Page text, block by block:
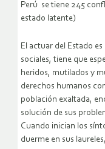
Perú se tiene 245
estado latente)
El actuar del Estado
sociales, tiene que
heridos, mutilados y
derechos humanos
población exaltada,
solución de sus
Cuando inician los
duerme en sus